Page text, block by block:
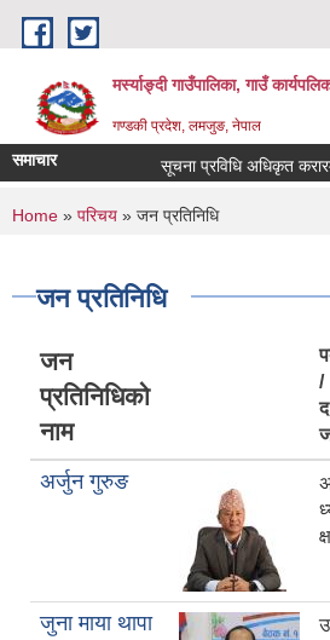
Skip to main content
मर्स्याङ्दी गाउँपालिका, गाउँ
गण्डकी प्रदेश, लमजुङ, नेपाल
समाचार सूचना प्रविधि अधिकृत करारमा
You are here
Home » परिचय » जन प्रतिनिधि
जन प्रतिनिधि
जन
प्रतिनिधिको
नाम
/
द
अर्जुन गुरुङ
क्ष
जुना माया थापा
उ